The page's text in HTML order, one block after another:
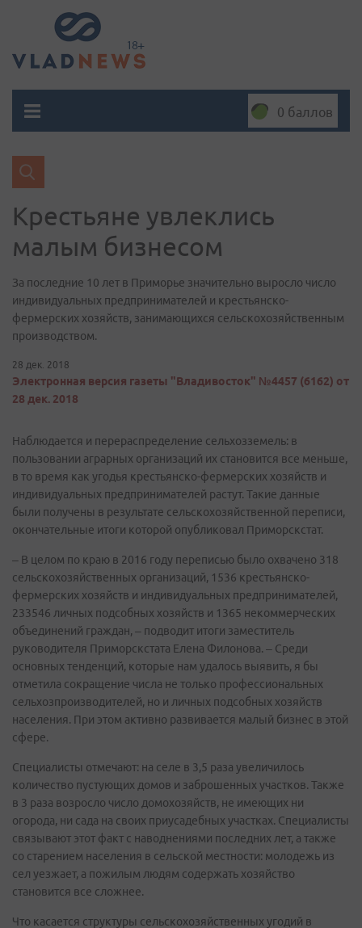
0 баллов
Крестьяне увлеклись
малым бизнесом
За последние 10 лет в Приморье значительно выросло число
индивидуальных предпринимателей и крестьянско-
фермерских хозяйств, занимающихся сельскохозяйственным
производством.
28 дек. 2018
Электронная версия газеты "Владивосток" №4457 (6162) от
28 дек. 2018
Наблюдается и перераспределение сельхозземель: в
пользовании аграрных организаций их становится все меньше,
в то время как угодья крестьянско-фермерских хозяйств и
индивидуальных предпринимателей растут. Такие данные
были получены в результате сельскохозяйственной переписи,
окончательные итоги которой опубликовал Приморскстат.
– В целом по краю в 2016 году переписью было охвачено 318
сельскохозяйственных организаций, 1536 крестьянско-
фермерских хозяйств и индивидуальных предпринимателей,
233546 личных подсобных хозяйств и 1365 некоммерческих
объединений граждан, – подводит итоги заместитель
руководителя Приморскстата Елена Филонова. – Среди
основных тенденций, которые нам удалось выявить, я бы
отметила сокращение числа не только профессиональных
сельхозпроизводителей, но и личных подсобных хозяйств
населения. При этом активно развивается малый бизнес в этой
сфере.
Специалисты отмечают: на селе в 3,5 раза увеличилось
количество пустующих домов и заброшенных участков. Также
в 3 раза возросло число домохозяйств, не имеющих ни
огорода, ни сада на своих приусадебных участках. Специалисты
связывают этот факт с наводнениями последних лет, а также
со старением населения в сельской местности: молодежь из
сел уезжает, а пожилым людям содержать хозяйство
становится все сложнее.
Что касается структуры сельскохозяйственных угодий в